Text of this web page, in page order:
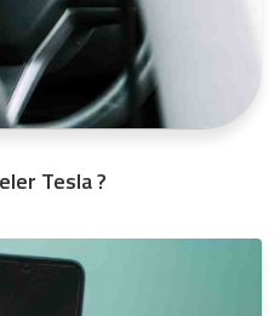
Tesla ?